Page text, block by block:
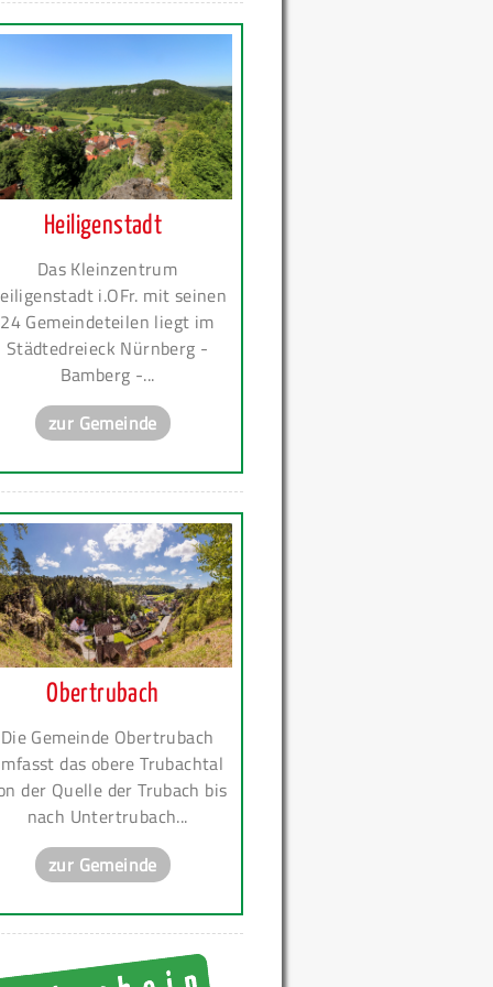
Heiligenstadt
Das Kleinzentrum
i.OFr. mit seinen
24 Gemeindeteilen liegt im
Städtedreieck Nürnberg -
Bamberg -...
zur Gemeinde
Obertrubach
Die Gemeinde Obertrubach
das obere Trubachtal
der Quelle der Trubach bis
nach Untertrubach...
zur Gemeinde